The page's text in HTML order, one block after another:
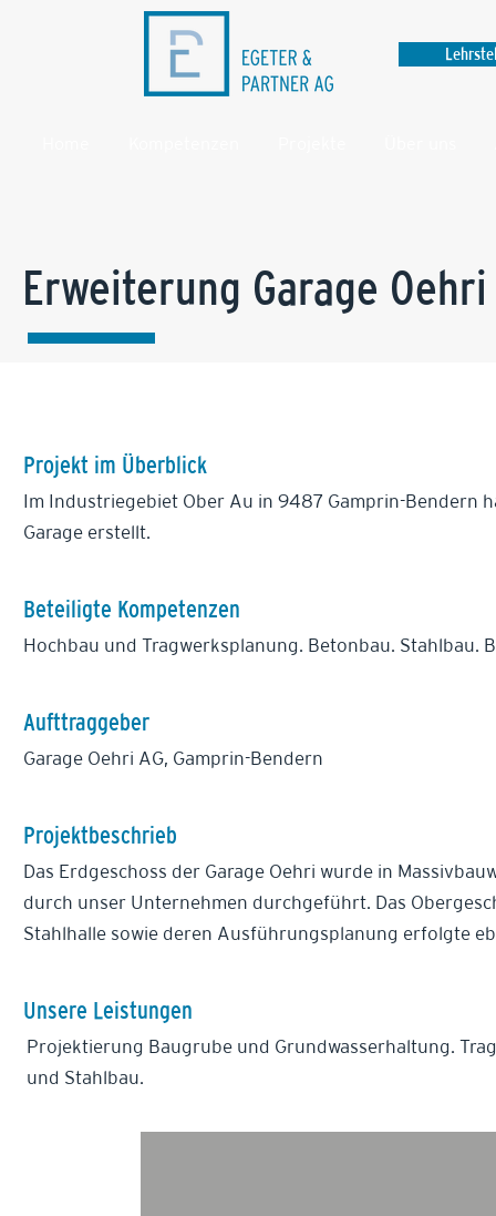
Erweiterung Garage
Projekt im Überblick
Im Industriegebiet Ober Au in 9487 Gamprin-Bendern
Garage erstellt.
Beteiligte Kompetenzen
Hochbau und Tragwerksplanung. Betonbau. Stahlbau.
Aufttraggeber
Garage Oehri AG, Gamprin-Bendern
Projektbeschrieb
Das Erdgeschoss der Garage Oehri wurde in
durch unser Unternehmen durchgeführt. Das
Stahlhalle sowie deren Ausführungsplanung erfolgte
Unsere Leistungen
Projektierung Baugrube und Grundwasserhaltung.
und Stahlbau.